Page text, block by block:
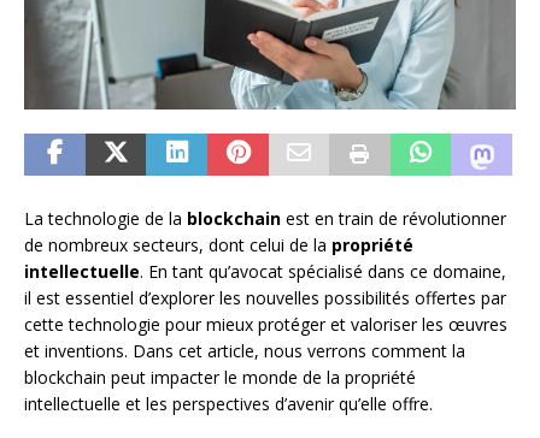
La technologie de la blockchain est en train de révolutionner
de nombreux secteurs, dont celui de la propriété
intellectuelle. En tant qu’avocat spécialisé dans ce domaine,
il est essentiel d’explorer les nouvelles possibilités offertes par
cette technologie pour mieux protéger et valoriser les œuvres
et inventions. Dans cet article, nous verrons comment la
blockchain peut impacter le monde de la propriété
intellectuelle et les perspectives d’avenir qu’elle offre.